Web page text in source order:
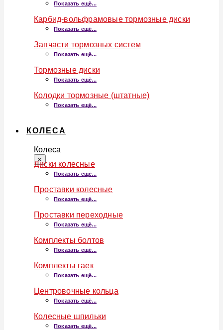
Показать ещё...
Карбид-вольфрамовые тормозные диски
Показать ещё...
Запчасти тормозных систем
Показать ещё...
Тормозные диски
Показать ещё...
Колодки тормозные (штатные)
Показать ещё...
КОЛЕСА
Колеса
×
Диски колесные
Показать ещё...
Проставки колесные
Показать ещё...
Проставки переходные
Показать ещё...
Комплекты болтов
Показать ещё...
Комплекты гаек
Показать ещё...
Центровочные кольца
Показать ещё...
Колесные шпильки
Показать ещё...